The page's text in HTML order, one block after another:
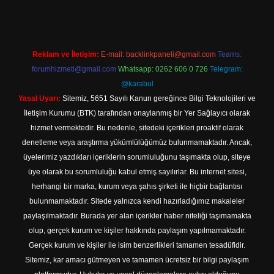
Reklam ve İletişim: E-mail: backlinkpaneli@gmail.com Teams:
forumhizmeti@gmail.com Whatsapp: 0262 606 0 726 Telegram:
@karabul
Yasal Uyarı: Sitemiz, 5651 Sayılı Kanun gereğince Bilgi Teknolojileri ve
İletişim Kurumu (BTK) tarafından onaylanmış bir Yer Sağlayıcı olarak
hizmet vermektedir. Bu nedenle, sitedeki içerikleri proaktif olarak
denetleme veya araştırma yükümlülüğümüz bulunmamaktadır. Ancak,
üyelerimiz yazdıkları içeriklerin sorumluluğunu taşımakta olup, siteye
üye olarak bu sorumluluğu kabul etmiş sayılırlar. Bu internet sitesi,
herhangi bir marka, kurum veya şahıs şirketi ile hiçbir bağlantısı
bulunmamaktadır. Sitede yalnızca kendi hazırladığımız makaleler
paylaşılmaktadır. Burada yer alan içerikler haber niteliği taşımamakta
olup, gerçek kurum ve kişiler hakkında paylaşım yapılmamaktadır.
Gerçek kurum ve kişiler ile isim benzerlikleri tamamen tesadüfidir.
Sitemiz, kar amacı gütmeyen ve tamamen ücretsiz bir bilgi paylaşım